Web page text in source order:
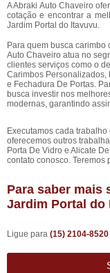
A Abraki Auto Chaveiro
cotação e encontrar a
Jardim Portal do Itavuvu.
Para quem busca carimbo
Auto Chaveiro atua no
clientes serviços como o
Carimbos Personalizados,
e Fechadura De Portas.
busca investir nos
modernas, garantindo
Executamos cada
oferecemos outros
Porta De Vidro e Alicate
contato conosco. Teremos
Para saber mais
Jardim Portal do
Ligue para (15) 2104-8520